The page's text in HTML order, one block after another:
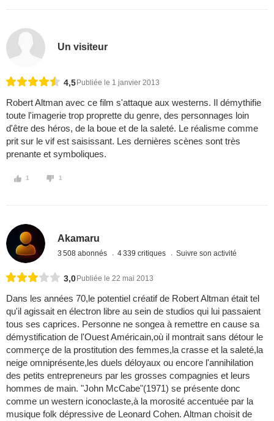
Un visiteur
4,5 Publiée le 1 janvier 2013
Robert Altman avec ce film s'attaque aux westerns. Il démythifie
toute l'imagerie trop proprette du genre, des personnages loin
d'être des héros, de la boue et de la saleté. Le réalisme comme
prit sur le vif est saisissant. Les dernières scènes sont très
prenante et symboliques.
1 1
Akamaru
3 508 abonnés 4 339 critiques Suivre son activité
3,0 Publiée le 22 mai 2013
Dans les années 70,le potentiel créatif de Robert Altman était tel
qu'il agissait en électron libre au sein de studios qui lui passaient
tous ses caprices. Personne ne songea à remettre en cause sa
démystification de l'Ouest Américain,où il montrait sans détour le
commerçe de la prostitution des femmes,la crasse et la saleté,la
neige omniprésente,les duels déloyaux ou encore l'annihilation
des petits entrepreneurs par les grosses compagnies et leurs
hommes de main. "John McCabe"(1971) se présente donc
comme un western iconoclaste,à la morosité accentuée par la
musique folk dépressive de Leonard Cohen. Altman choisit de